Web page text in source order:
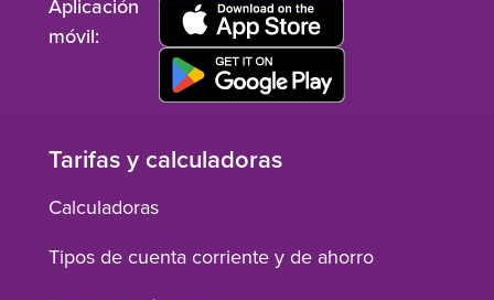
Aplicación
móvil:
Tarifas y calculadoras
Calculadoras
Tipos de cuenta corriente y de ahorro